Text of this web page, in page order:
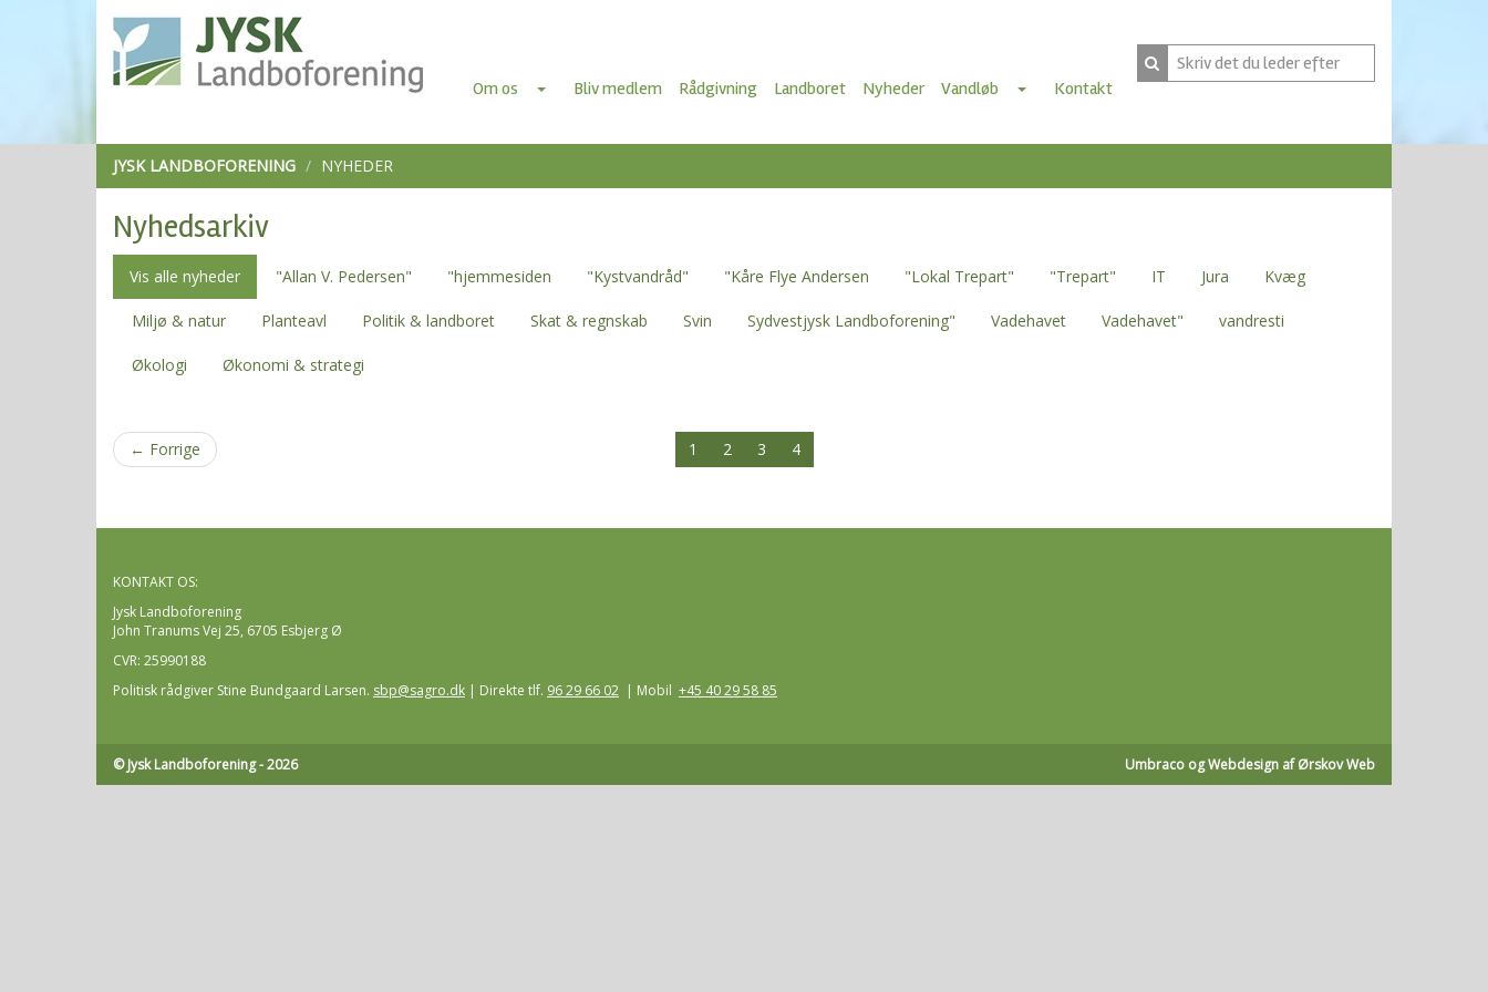
Om os Bliv medlem Rådgivning Landboret Nyheder Vandløb Kontakt
JYSK LANDBOFORENING NYHEDER
Nyhedsarkiv
Vis alle nyheder "Allan V. Pedersen" "hjemmesiden "Kystvandråd" "Kåre Flye Andersen "Lokal Trepart" "Trepart" IT Jura Kvæg
Miljø & natur Planteavl Politik & landboret Skat & regnskab Svin Sydvestjysk Landboforening" Vadehavet Vadehavet" vandresti
Økologi Økonomi & strategi
← Forrige 1 2 3 4
KONTAKT OS:
Jysk Landboforening
John Tranums Vej 25, 6705 Esbjerg Ø
CVR: 25990188
Politisk rådgiver Stine Bundgaard Larsen. sbp@sagro.dk | Direkte tlf. 96 29 66 02 | Mobil +45 40 29 58 85
© Jysk Landboforening - 2026 Umbraco og Webdesign af Ørskov Web